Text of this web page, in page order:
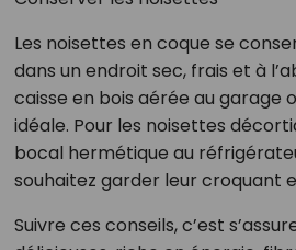
Les noisettes en coque se
dans un endroit sec, frais et à
caisse en bois aérée au garage
idéale. Pour les noisettes
bocal hermétique au
souhaitez garder leur croquant
Suivre ces conseils, c’est